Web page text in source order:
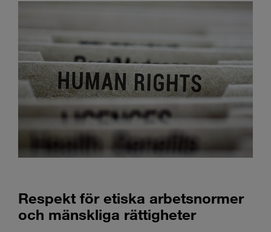
Respekt för etiska arbetsnormer
och mänskliga rättigheter